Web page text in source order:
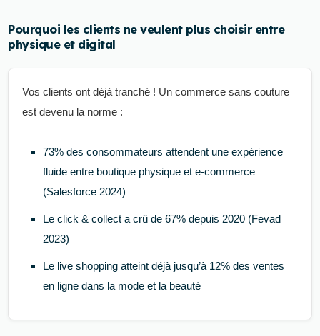
Pourquoi les clients ne veulent plus choisir entre
physique et digital
Vos clients ont déjà tranché ! Un commerce sans couture
est devenu la norme :
73% des consommateurs attendent une expérience
fluide entre boutique physique et e-commerce
(Salesforce 2024)
Le click & collect a crû de 67% depuis 2020 (Fevad
2023)
Le live shopping atteint déjà jusqu’à 12% des ventes
en ligne dans la mode et la beauté